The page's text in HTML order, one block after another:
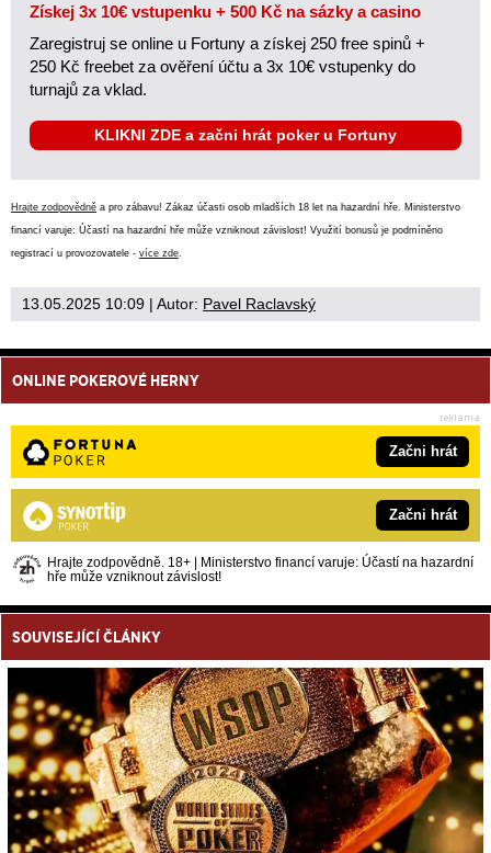
Získej 3x 10€ vstupenku + 500 Kč na sázky a casino
Zaregistruj se online u Fortuny a získej 250 free spinů +
250 Kč freebet za ověření účtu a 3x 10€ vstupenky do
turnajů za vklad.
KLIKNI ZDE a začni hrát poker u Fortuny
Hrajte zodpovědně a pro zábavu! Zákaz účasti osob mladších 18 let na hazardní hře. Ministerstvo
financí varuje: Účastí na hazardní hře může vzniknout závislost! Využití bonusů je podmíněno
registrací u provozovatele - více zde.
13.05.2025 10:09 | Autor: Pavel Raclavský
ONLINE POKEROVÉ HERNY
Začni hrát
Začni hrát
Hrajte zodpovědně. 18+ | Ministerstvo financí varuje: Účastí na hazardní
hře může vzniknout závislost!
SOUVISEJÍCÍ ČLÁNKY